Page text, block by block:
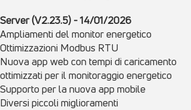
Server (V2.23.5) - 14/01/2026
Ampliamenti del monitor energetico
Ottimizzazioni Modbus RTU
Nuova app web con tempi di caricamento
ottimizzati per il monitoraggio energetico
Supporto per la nuova app mobile
Diversi piccoli miglioramenti